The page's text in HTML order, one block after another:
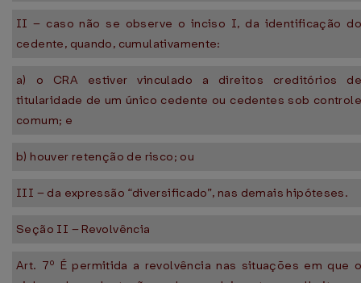
II – caso não se observe o inciso I, da identificação do
cedente, quando, cumulativamente:
a) o CRA estiver vinculado a direitos creditórios de
titularidade de um único cedente ou cedentes sob controle
comum; e
b) houver retenção de risco; ou
III – da expressão “diversificado”, nas demais hipóteses.
Seção II – Revolvência
Art. 7º É permitida a revolvência nas situações em que o